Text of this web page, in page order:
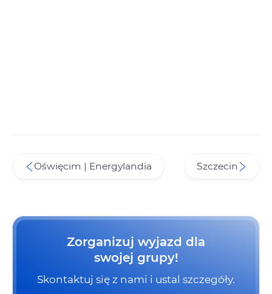
Oświęcim | Energylandia Szczecin
Zorganizuj wyjazd dla
swojej grupy!
Skontaktuj się z nami i ustal szczegóły.